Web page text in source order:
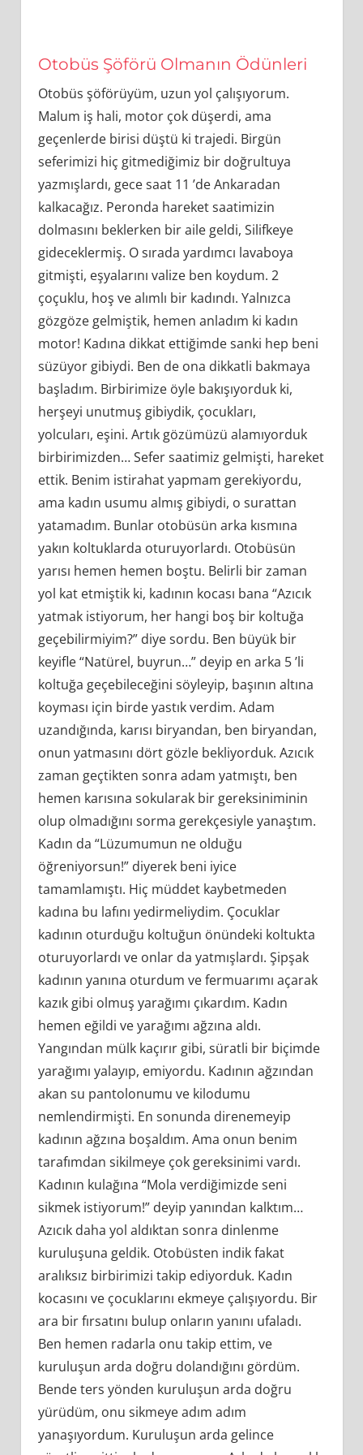
Otobüs Şöförü Olmanın Ödünleri
Otobüs şöförüyüm, uzun yol çalışıyorum.
Malum iş hali, motor çok düşerdi, ama
geçenlerde birisi düştü ki trajedi. Birgün
seferimizi hiç gitmediğimiz bir doğrultuya
yazmışlardı, gece saat 11 ’de Ankaradan
kalkacağız. Peronda hareket saatimizin
dolmasını beklerken bir aile geldi, Silifkeye
gideceklermiş. O sırada yardımcı lavaboya
gitmişti, eşyalarını valize ben koydum. 2
çoçuklu, hoş ve alımlı bir kadındı. Yalnızca
gözgöze gelmiştik, hemen anladım ki kadın
motor! Kadına dikkat ettiğimde sanki hep beni
süzüyor gibiydi. Ben de ona dikkatli bakmaya
başladım. Birbirimize öyle bakışıyorduk ki,
herşeyi unutmuş gibiydik, çocukları,
yolcuları, eşini. Artık gözümüzü alamıyorduk
birbirimizden… Sefer saatimiz gelmişti, hareket
ettik. Benim istirahat yapmam gerekiyordu,
ama kadın usumu almış gibiydi, o surattan
yatamadım. Bunlar otobüsün arka kısmına
yakın koltuklarda oturuyorlardı. Otobüsün
yarısı hemen hemen boştu. Belirli bir zaman
yol kat etmiştik ki, kadının kocası bana “Azıcık
yatmak istiyorum, her hangi boş bir koltuğa
geçebilirmiyim?” diye sordu. Ben büyük bir
keyifle “Natürel, buyrun…” deyip en arka 5 ’li
koltuğa geçebileceğini söyleyip, başının altına
koyması için birde yastık verdim. Adam
uzandığında, karısı biryandan, ben biryandan,
onun yatmasını dört gözle bekliyorduk. Azıcık
zaman geçtikten sonra adam yatmıştı, ben
hemen karısına sokularak bir gereksiniminin
olup olmadığını sorma gerekçesiyle yanaştım.
Kadın da “Lüzumumun ne olduğu
öğreniyorsun!” diyerek beni iyice
tamamlamıştı. Hiç müddet kaybetmeden
kadına bu lafını yedirmeliydim. Çocuklar
kadının oturduğu koltuğun önündeki koltukta
oturuyorlardı ve onlar da yatmışlardı. Şipşak
kadının yanına oturdum ve fermuarımı açarak
kazık gibi olmuş yarağımı çıkardım. Kadın
hemen eğildi ve yarağımı ağzına aldı.
Yangından mülk kaçırır gibi, süratli bir biçimde
yarağımı yalayıp, emiyordu. Kadının ağzından
akan su pantolonumu ve kilodumu
nemlendirmişti. En sonunda direnemeyip
kadının ağzına boşaldım. Ama onun benim
tarafımdan sikilmeye çok gereksinimi vardı.
Kadının kulağına “Mola verdiğimizde seni
sikmek istiyorum!” deyip yanından kalktım…
Azıcık daha yol aldıktan sonra dinlenme
kuruluşuna geldik. Otobüsten indik fakat
aralıksız birbirimizi takip ediyorduk. Kadın
kocasını ve çocuklarını ekmeye çalışıyordu. Bir
ara bir fırsatını bulup onların yanını ufaladı.
Ben hemen radarla onu takip ettim, ve
kuruluşun arda doğru dolandığını gördüm.
Bende ters yönden kuruluşun arda doğru
yürüdüm, onu sikmeye adım adım
yanaşıyordum. Kuruluşun arda gelince